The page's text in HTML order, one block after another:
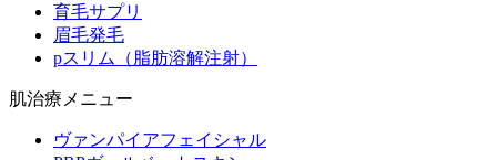
育毛サプリ
眉毛発毛
pスリム（脂肪溶解注射）
肌治療メニュー
ヴァンパイアフェイシャル